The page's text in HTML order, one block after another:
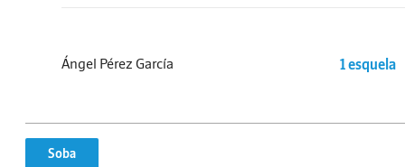
Ángel Pérez García 1 esquela
Soba